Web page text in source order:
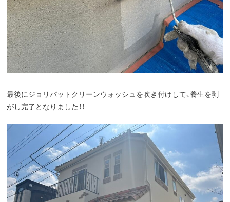
最後にジョリパットクリーンウォッシュを吹き付けして、養生を剥
がし完了となりました！！